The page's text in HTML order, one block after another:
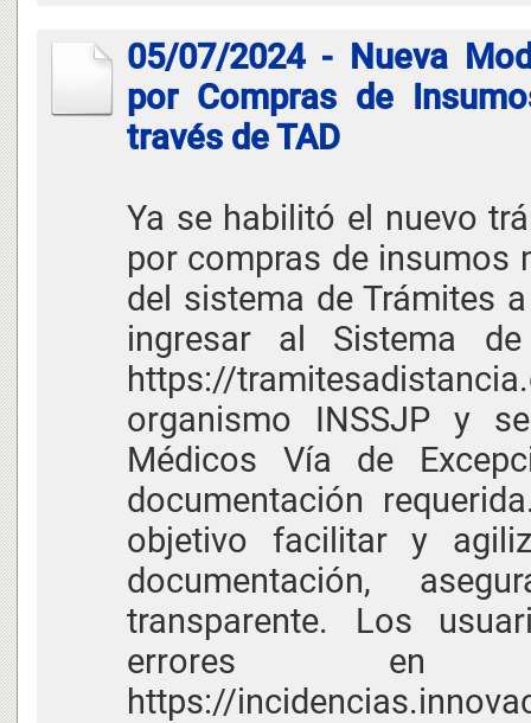
05/07/2024 - Nueva
por Compras de
través de TAD
Ya se habilitó el nuevo
por compras de insumos
del sistema de Trámites
ingresar al Sistema
https://
organismo INSSJP y
Médicos Vía de
documentación
objetivo facilitar y
documentación,
transparente. Los
errores en
https://